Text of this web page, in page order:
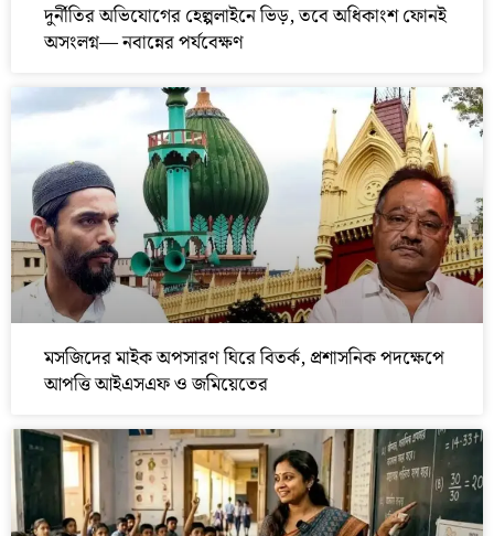
দুর্নীতির অভিযোগের হেল্পলাইনে ভিড়, তবে অধিকাংশ ফোনই
অসংলগ্ন— নবান্নের পর্যবেক্ষণ
মসজিদের মাইক অপসারণ ঘিরে বিতর্ক, প্রশাসনিক পদক্ষেপে
আপত্তি আইএসএফ ও জমিয়েতের